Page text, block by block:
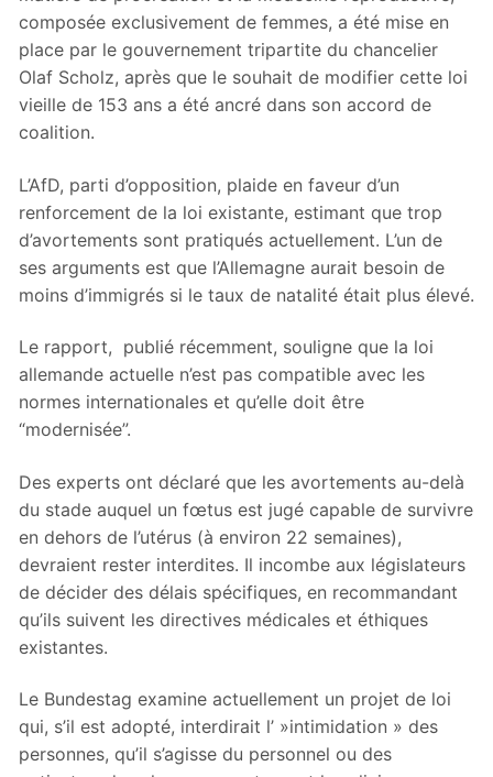
composée exclusivement de femmes, a été mise en
place par le gouvernement tripartite du chancelier
Olaf Scholz, après que le souhait de modifier cette loi
vieille de 153 ans a été ancré dans son accord de
coalition.
L’AfD, parti d’opposition, plaide en faveur d’un
renforcement de la loi existante, estimant que trop
d’avortements sont pratiqués actuellement. L’un de
ses arguments est que l’Allemagne aurait besoin de
moins d’immigrés si le taux de natalité était plus élevé.
Le rapport, publié récemment, souligne que la loi
allemande actuelle n’est pas compatible avec les
normes internationales et qu’elle doit être
“modernisée”.
Des experts ont déclaré que les avortements au-delà
du stade auquel un fœtus est jugé capable de survivre
en dehors de l’utérus (à environ 22 semaines),
devraient rester interdites. Il incombe aux législateurs
de décider des délais spécifiques, en recommandant
qu’ils suivent les directives médicales et éthiques
existantes.
Le Bundestag examine actuellement un projet de loi
qui, s’il est adopté, interdirait l’ »intimidation » des
personnes, qu’il s’agisse du personnel ou des